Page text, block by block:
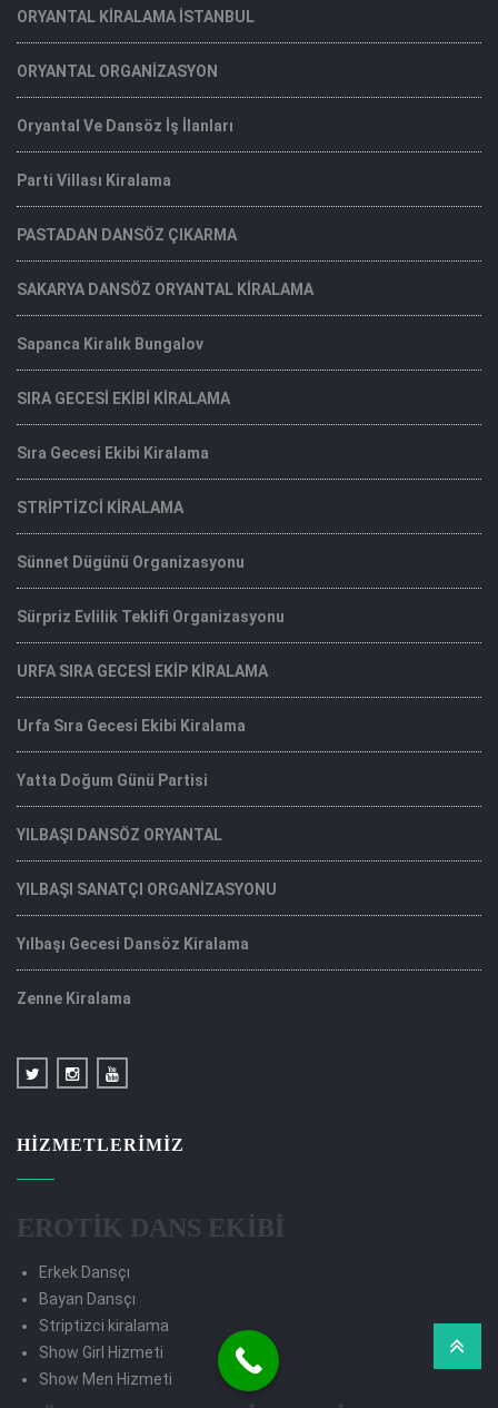
ORYANTAL KİRALAMA İSTANBUL
ORYANTAL ORGANİZASYON
Oryantal Ve Dansöz İş İlanları
Parti Villası Kiralama
PASTADAN DANSÖZ ÇIKARMA
SAKARYA DANSÖZ ORYANTAL KİRALAMA
Sapanca Kiralık Bungalov
SIRA GECESİ EKİBİ KİRALAMA
Sıra Gecesi Ekibi Kiralama
STRİPTİZCİ KİRALAMA
Sünnet Dügünü Organizasyonu
Sürpriz Evlilik Teklifi Organizasyonu
URFA SIRA GECESİ EKİP KİRALAMA
Urfa Sıra Gecesi Ekibi Kiralama
Yatta Doğum Günü Partisi
YILBAŞI DANSÖZ ORYANTAL
YILBAŞI SANATÇI ORGANİZASYONU
Yılbaşı Gecesi Dansöz Kiralama
Zenne Kiralama
HIZMETLERIMIZ
EROTİK DANS EKİBİ
Erkek Dansçı
Bayan Dansçı
Striptizci kiralama
Show Girl Hizmeti
Show Men Hizmeti